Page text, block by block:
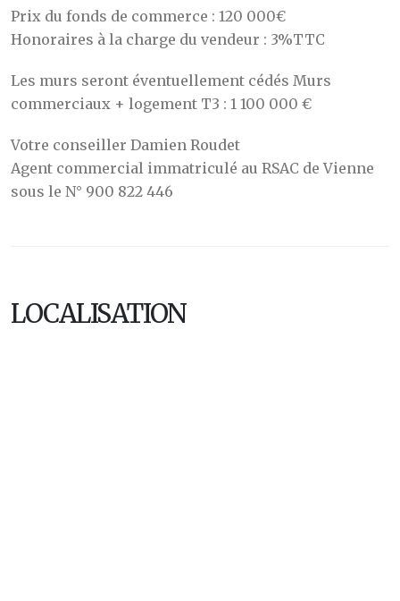
Prix du fonds de commerce : 120 000€
Honoraires à la charge du vendeur : 3%TTC
Les murs seront éventuellement cédés Murs
commerciaux + logement T3 : 1 100 000 €
Votre conseiller Damien Roudet
Agent commercial immatriculé au RSAC de Vienne
sous le N° 900 822 446
LOCALISATION